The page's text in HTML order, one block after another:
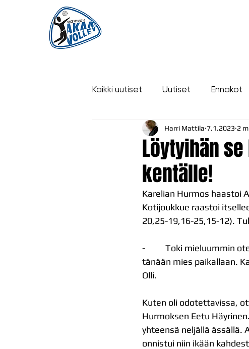
Kaikki uutiset Uutiset Ennakot
Löytyihän
kentälle!
Harri Mattila 7.1.2023 2
Karelian Hurmos haastoi
Kotijoukkue raastoi
20,25-19,16-25,15-12).
-          Toki mieluummin
tänään mies paikallaan.
Olli.
Kuten oli odotettavissa,
Hurmoksen Eetu
yhteensä neljällä ässällä.
onnistui niin ikään